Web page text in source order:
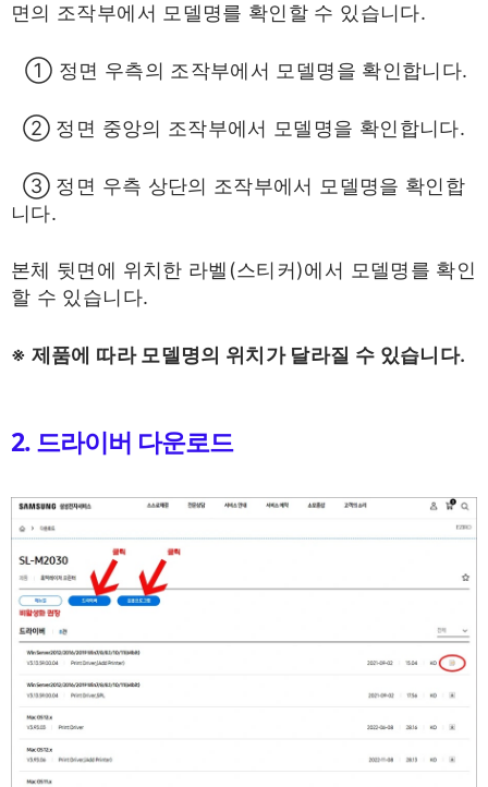
면의 조작부에서 모델명를 확인할 수 있습니다.
① 정면 우측의 조작부에서 모델명을 확인합니다.
② 정면 중앙의 조작부에서 모델명을 확인합니다.
③ 정면 우측 상단의 조작부에서 모델명을 확인합
니다.
본체 뒷면에 위치한 라벨(스티커)에서 모델명를 확인
할 수 있습니다.
※ 제품에 따라 모델명의 위치가 달라질 수 있습니다.
2. 드라이버 다운로드